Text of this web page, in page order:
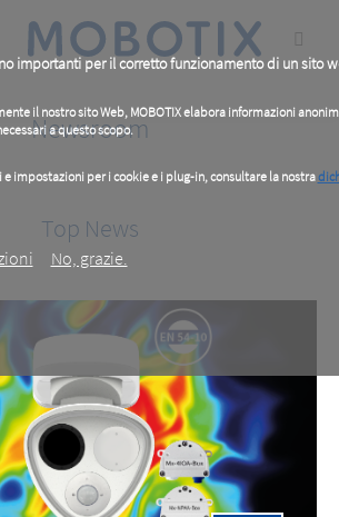
importanti per il corretto funzionamento di un sito
il nostro sito Web, MOBOTIX elabora informazioni
a questo scopo.
impostazioni per i cookie e i plug-in, consultare la nostra
No, grazie.
Newsroom
Top News